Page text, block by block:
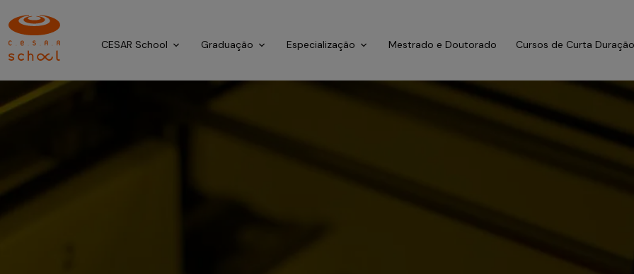
CESAR School Graduação Especialização Mestrado e Doutorado Cursos de Curta